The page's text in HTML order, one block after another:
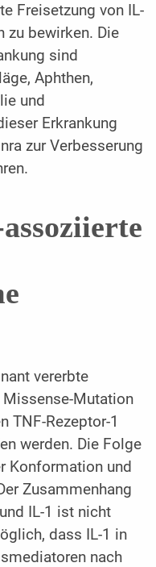
Freisetzung von IL-
zu bewirken. Die
sind
Aphthen,
und
Erkrankung
zur Verbesserung
vererbte
Missense-Mutation
TNF-Rezeptor-1
werden. Die Folge
Konformation und
Zusammenhang
IL-1 ist nicht
dass IL-1 in
nach